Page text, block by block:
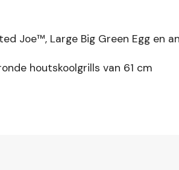
Joe™, Large Big Green Egg en
houtskoolgrills van 61 cm